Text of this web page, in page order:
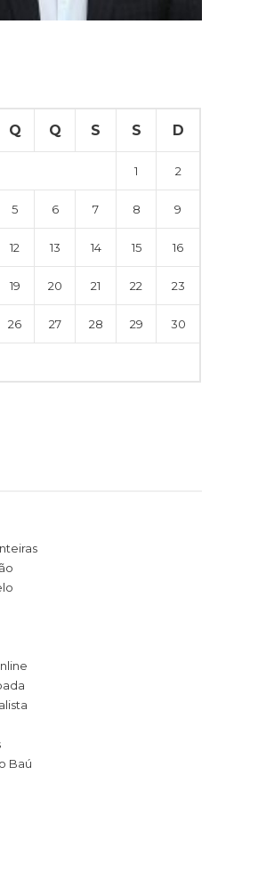
Q Q S S D
1 2
5 6 7 8 9
12 13 14 15 16
19 20 21 22 23
26 27 28 29 30
Baú